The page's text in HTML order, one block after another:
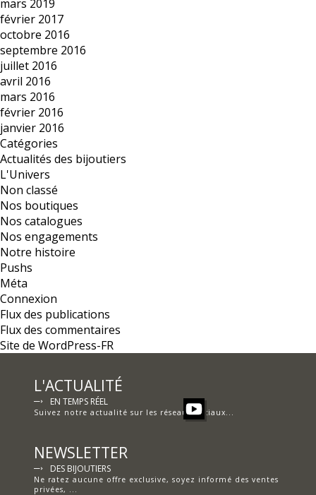
mars 2019
février 2017
octobre 2016
septembre 2016
juillet 2016
avril 2016
mars 2016
février 2016
janvier 2016
Catégories
Actualités des bijoutiers
L'Univers
Non classé
Nos boutiques
Nos catalogues
Nos engagements
Notre histoire
Pushs
Méta
Connexion
Flux des publications
Flux des commentaires
Site de WordPress-FR
L'ACTUALITÉ
EN TEMPS RÉEL
Suivez notre actualité sur les réseaux sociaux...
NEWSLETTER
DES BIJOUTIERS
Ne ratez aucune offre exclusive,soyez informé des ventes
privées, ...